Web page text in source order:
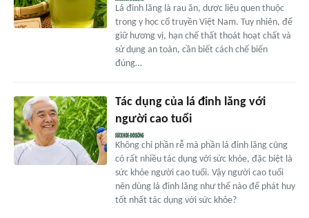
Lá đinh lăng là rau ăn, dược liệu quen thuộc
trong y học cổ truyền Việt Nam. Tuy nhiên, để
giữ hương vị, hạn chế thất thoát hoạt chất và
sử dụng an toàn, cần biết cách chế biến
đúng…
Tác dụng của lá đinh lăng với
người cao tuổi
Không chỉ phần rễ mà phần lá đinh lăng cũng
có rất nhiều tác dụng với sức khỏe, đặc biệt là
sức khỏe người cao tuổi. Vậy người cao tuổi
nên dùng lá đinh lăng như thế nào để phát huy
tốt nhất tác dụng với sức khỏe?